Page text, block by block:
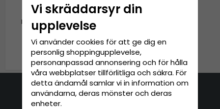
Keps - New Era Essential
Bucket Hat (grön)
319 kr399 kr
Kontakta oss
Vi skräddarsyr din
upplevelse
Vi använder cookies för att ge dig en
personlig shoppingupplevelse,
personanpassad annonsering och för hålla
våra webbplatser tillförlitliga och säkra. För
detta ändamål samlar vi in information om
användarna, deras mönster och deras
enheter.